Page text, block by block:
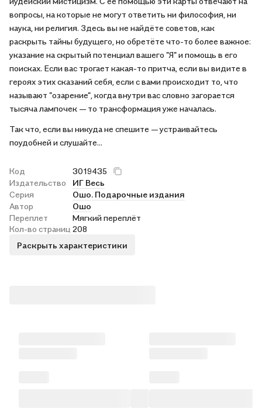
вопросы, на которые не могут ответить ни философия, ни
наука, ни религия. Здесь вы не найдёте советов, как
раскрыть тайны будущего, но обретёте что-то более важное:
указание на скрытый потенциал вашего "Я" и помощь в его
поисках. Если вас трогает какая-то притча, если вы видите в
героях этих сказаний себя, если с вами происходит то, что
называют "озарение", когда внутри вас словно загорается
тысяча лампочек — то трансформация уже началась.
Так что, если вы никуда не спешите — устраивайтесь
поудобней и слушайте…
Код
3019435
Издательство
ИГ Весь
Серия
Ошо. Подарочные издания
Автор
Ошо
Переплет
Мягкий переплёт
Кол-во страниц 208
Раскрыть характеристики